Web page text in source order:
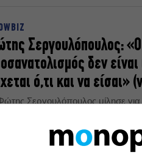
Σεργουλόπουλος:
δεν
ό,τι και να είσαι»
Σεργουλόπουλος μίλησε